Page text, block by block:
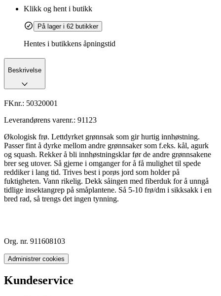
Klikk og hent i butikk
På lager i 62 butikker
Hentes i butikkens åpningstid
Beskrivelse
FKnr.: 50320001
Leverandørens varenr.: 91123
Økologisk frø. Lettdyrket grønnsak som gir hurtig innhøstning.
Passer fint å dyrke mellom andre grønnsaker som f.eks. kål, agurk
og squash. Rekker å bli innhøstningsklar før de andre grønnsakene
brer seg utover. Så gjerne i omganger for å få mulighet til spede
reddiker i lang tid. Trives best i porøs jord som holder på
fuktigheten. Vann rikelig. Dekk såingen med fiberduk for å unngå
tidlige insektangrep på småplantene. Så 5-10 frø/dm i sikksakk i en
bred rad, så trengs det ingen tynning.
Org. nr. 911608103
Administrer cookies
Kundeservice